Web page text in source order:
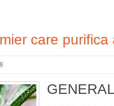
care purifica